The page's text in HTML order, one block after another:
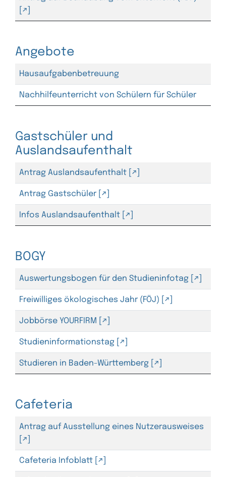
Angebote
Hausaufgabenbetreuung
Nachhilfeunterricht von Schülern für Schüler
Gastschüler und
Auslandsaufenthalt
Antrag Auslandsaufenthalt
Antrag Gastschüler
Infos Auslandsaufenthalt
BOGY
Auswertungsbogen für den Studieninfotag
Freiwilliges ökologisches Jahr (FÖJ)
Jobbörse YOURFIRM
Studieninformationstag
Studieren in Baden-Württemberg
Cafeteria
Antrag auf Ausstellung eines Nutzerausweises
Cafeteria Infoblatt